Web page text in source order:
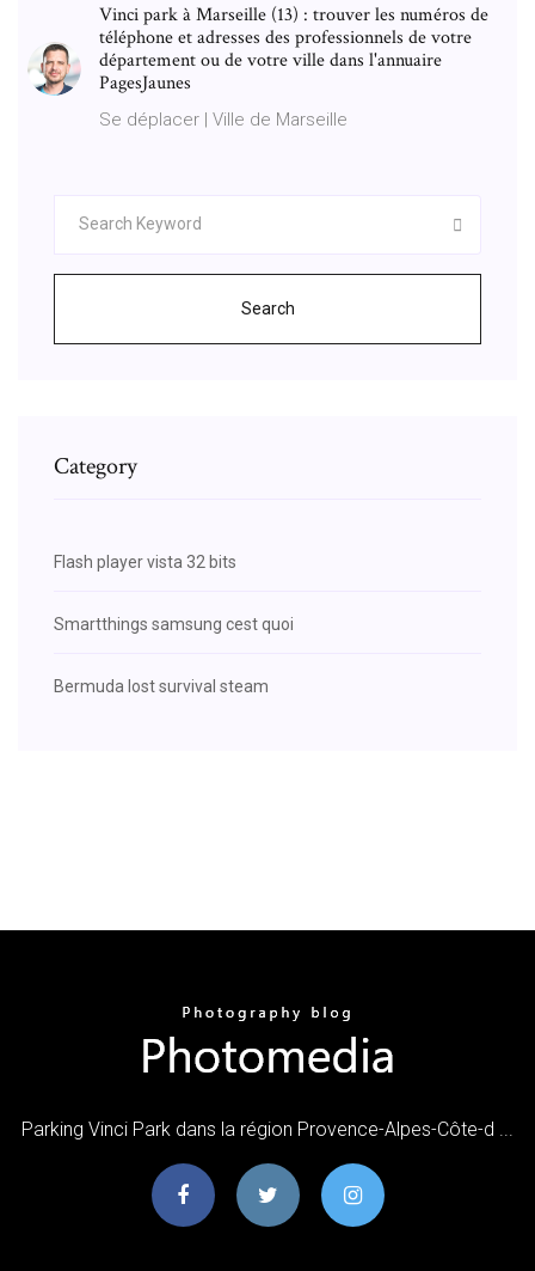
Vinci park à Marseille (13) : trouver les numéros de
téléphone et adresses des professionnels de votre
département ou de votre ville dans l'annuaire
PagesJaunes
Se déplacer | Ville de Marseille
Search
Category
Flash player vista 32 bits
Smartthings samsung cest quoi
Bermuda lost survival steam
Parking Vinci Park dans la région Provence-Alpes-Côte-d ...